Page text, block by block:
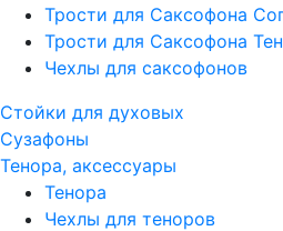
Трости для Саксофона
Трости для Саксофона
Чехлы для саксофонов
Стойки для духовых
Сузафоны
Тенора, аксессуары
Тенора
Чехлы для теноров